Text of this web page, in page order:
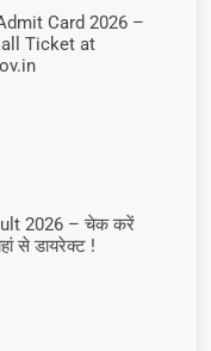
Card 2026 –
Ticket at
2026 – चेक करें
से डायरेक्ट !